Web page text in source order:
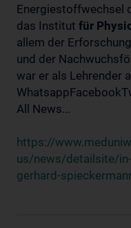
Energiestoffwechsel
das Institut für
allem der
und der
war er als Lehrender
All News...
https://
us/news/detailsite/
gerhard-